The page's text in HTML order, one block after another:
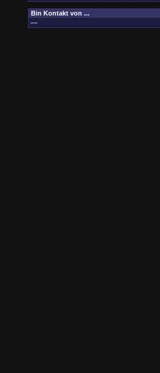
Bin Kontakt von ...
—